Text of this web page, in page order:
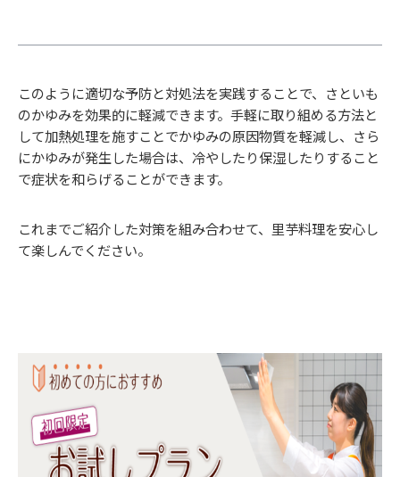
このように適切な予防と対処法を実践することで、さといも
のかゆみを効果的に軽減できます。手軽に取り組める方法と
して加熱処理を施すことでかゆみの原因物質を軽減し、さら
にかゆみが発生した場合は、冷やしたり保湿したりすること
で症状を和らげることができます。
これまでご紹介した対策を組み合わせて、里芋料理を安心し
て楽しんでください。